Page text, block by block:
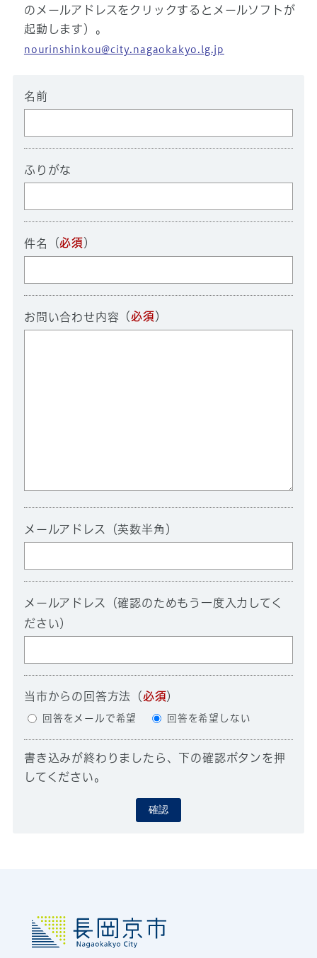
のメールアドレスをクリックするとメールソフトが
起動します）。
nourinshinkou@city.nagaokakyo.lg.jp
名前
ふりがな
件名 （必須 ）
お問い合わせ内容 （必須 ）
メールアドレス（英数半角）
メールアドレス（確認のためもう一度入力してく
ださい）
当市からの回答方法 （必須）
回答をメールで希望 回答を希望しない
書き込みが終わりましたら、下の確認ボタンを押
してください。
確認